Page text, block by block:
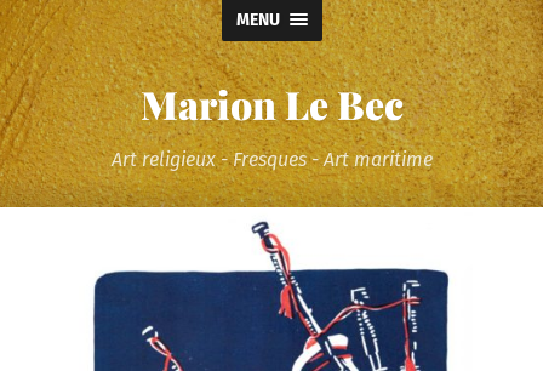
MENU
Marion Le Bec
Art religieux - Fresques - Art maritime